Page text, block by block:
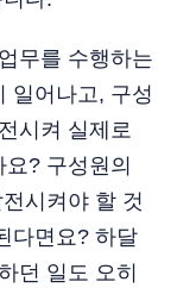
무를 수행하는
일어나고, 구성
시켜 실제로
? 구성원의
시켜야 할 것
다면요? 하달
던 일도 오히